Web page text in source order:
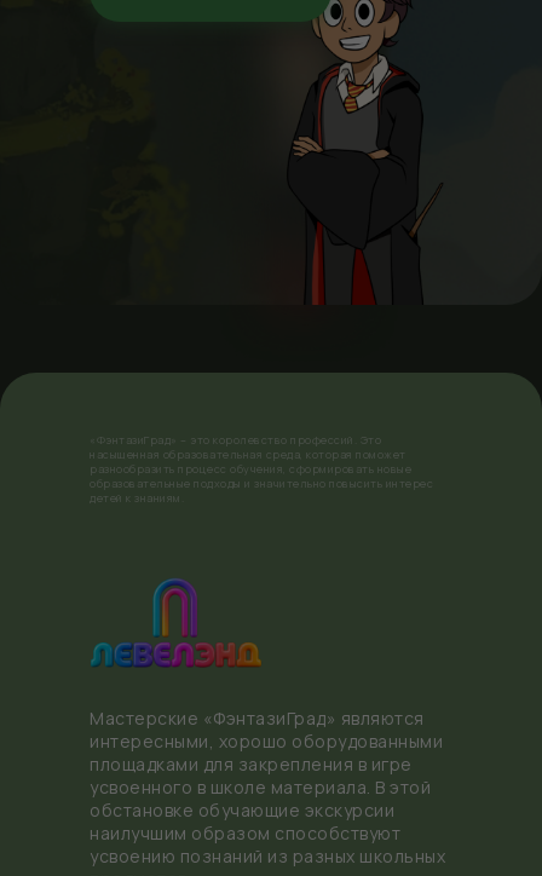
«ФэнтазиГрад» – это королевство профессий. Это
насыщенная образовательная среда, которая поможет
разнообразить процесс обучения, сформировать новые
образовательные подходы и значительно повысить интерес
детей к знаниям.
Мастерские «ФэнтазиГрад» являются
интересными, хорошо оборудованными
площадками для закрепления в игре
усвоенного в школе материала. В этой
обстановке обучающие экскурсии
наилучшим образом способствуют
усвоению познаний из разных школьных